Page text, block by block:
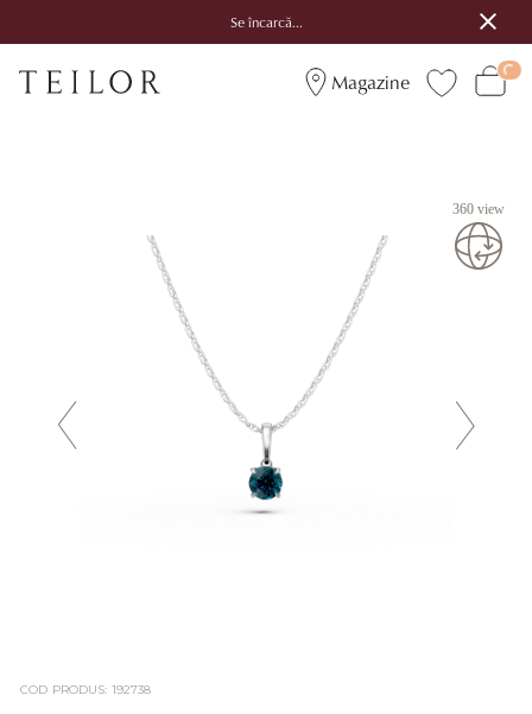
Se încarcă...
Magazine
360 view
COD PRODUS: 192738